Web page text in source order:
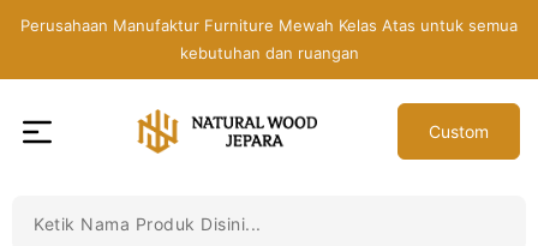
Perusahaan Manufaktur Furniture Mewah Kelas Atas untuk semua
kebutuhan dan ruangan
Jepara
Custom